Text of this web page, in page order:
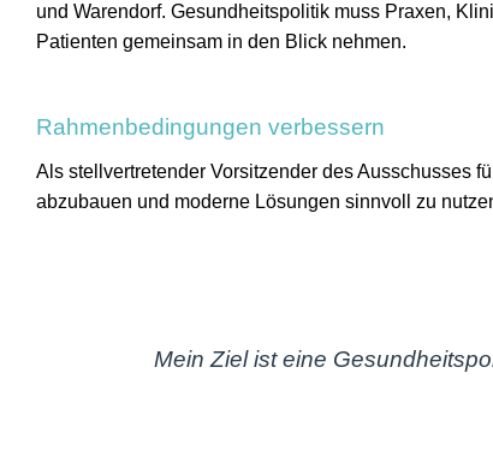
und Warendorf. Gesundheitspolitik muss Praxen,
Patienten gemeinsam in den Blick nehmen.
Rahmenbedingungen verbessern
Als stellvertretender Vorsitzender des Ausschusses
abzubauen und moderne Lösungen sinnvoll zu
Mein Ziel ist eine